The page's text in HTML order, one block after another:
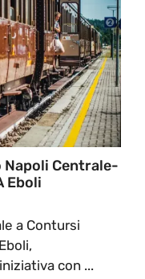
Centrale-
Eboli
a Contursi
con ...